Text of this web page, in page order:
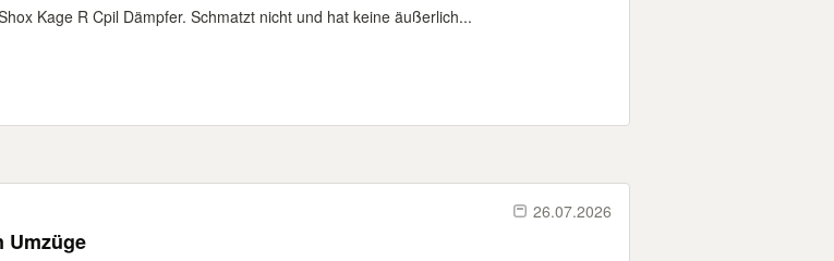
Kage R Cpil Dämpfer. Schmatzt nicht und hat keine äußerlich...
26.07.2026
Umzüge